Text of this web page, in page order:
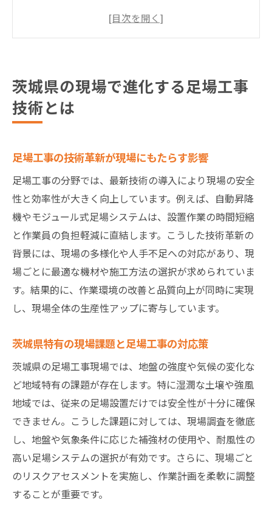
安全性を重視した足場工事の取り組み例
最新技術が支える足場工事の安全性向上術
足場工事の安全性を高める最新技術の特徴
ト
茨城県でも導入進む足場工事の新技術紹介
安全管理体制強化に役立つ足場工事の工夫
足場工事現場で重視される安全教育の重要
性
足場工事の安全基準を満たす施工方法とは
足場工事を効率化する茨城県発の工夫
茨城県の現場で生まれた足場工事効率化事
例
足場工事の作業効率を上げる実践的工夫
チ
足場工事の段取り改善で生産性を向上
効率化を実現する足場工事の技術選定法
足場工事における省力化設備活用のポイン
ト
現場改善で注目される足場工事の新潮流
現場改善の鍵となる足場工事の新たな潮流
茨城県の現場で進化する足場工事
技術とは
足場工事の技術革新が現場にもたらす影響
足場工事の分野では、最新技術の導入により現場の安全
性と効率性が大きく向上しています。例えば、自動昇降
機やモジュール式足場システムは、設置作業の時間短縮
と作業員の負担軽減に直結します。こうした技術革新の
背景には、現場の多様化や人手不足への対応があり、現
場ごとに最適な機材や施工方法の選択が求められていま
す。結果的に、作業環境の改善と品質向上が同時に実現
し、現場全体の生産性アップに寄与しています。
茨城県特有の現場課題と足場工事の対応策
茨城県の足場工事現場では、地盤の強度や気候の変化な
ど地域特有の課題が存在します。特に湿潤な土壌や強風
地域では、従来の足場設置だけでは安全性が十分に確保
できません。こうした課題に対しては、現場調査を徹底
し、地盤や気象条件に応じた補強材の使用や、耐風性の
高い足場システムの選択が有効です。さらに、現場ごと
のリスクアセスメントを実施し、作業計画を柔軟に調整
することが重要です。